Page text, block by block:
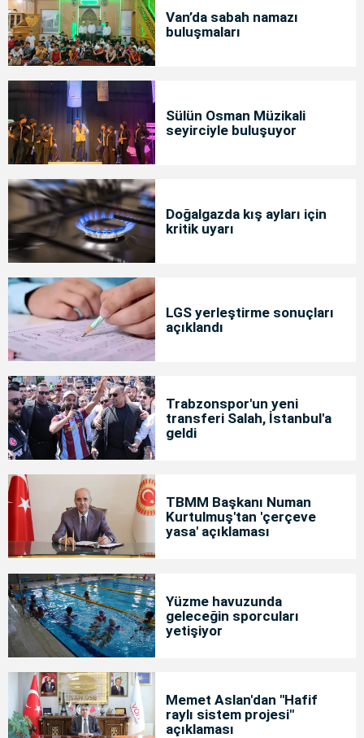
Van’da sabah namazı
buluşmaları
Sülün Osman Müzikali
seyirciyle buluşuyor
Doğalgazda kış ayları için
kritik uyarı
LGS yerleştirme sonuçları
açıklandı
Trabzonspor'un yeni
transferi Salah, İstanbul'a
geldi
TBMM Başkanı Numan
Kurtulmuş'tan 'çerçeve
yasa' açıklaması
Yüzme havuzunda
geleceğin sporcuları
yetişiyor
Memet Aslan'dan "Hafif
raylı sistem projesi"
açıklaması